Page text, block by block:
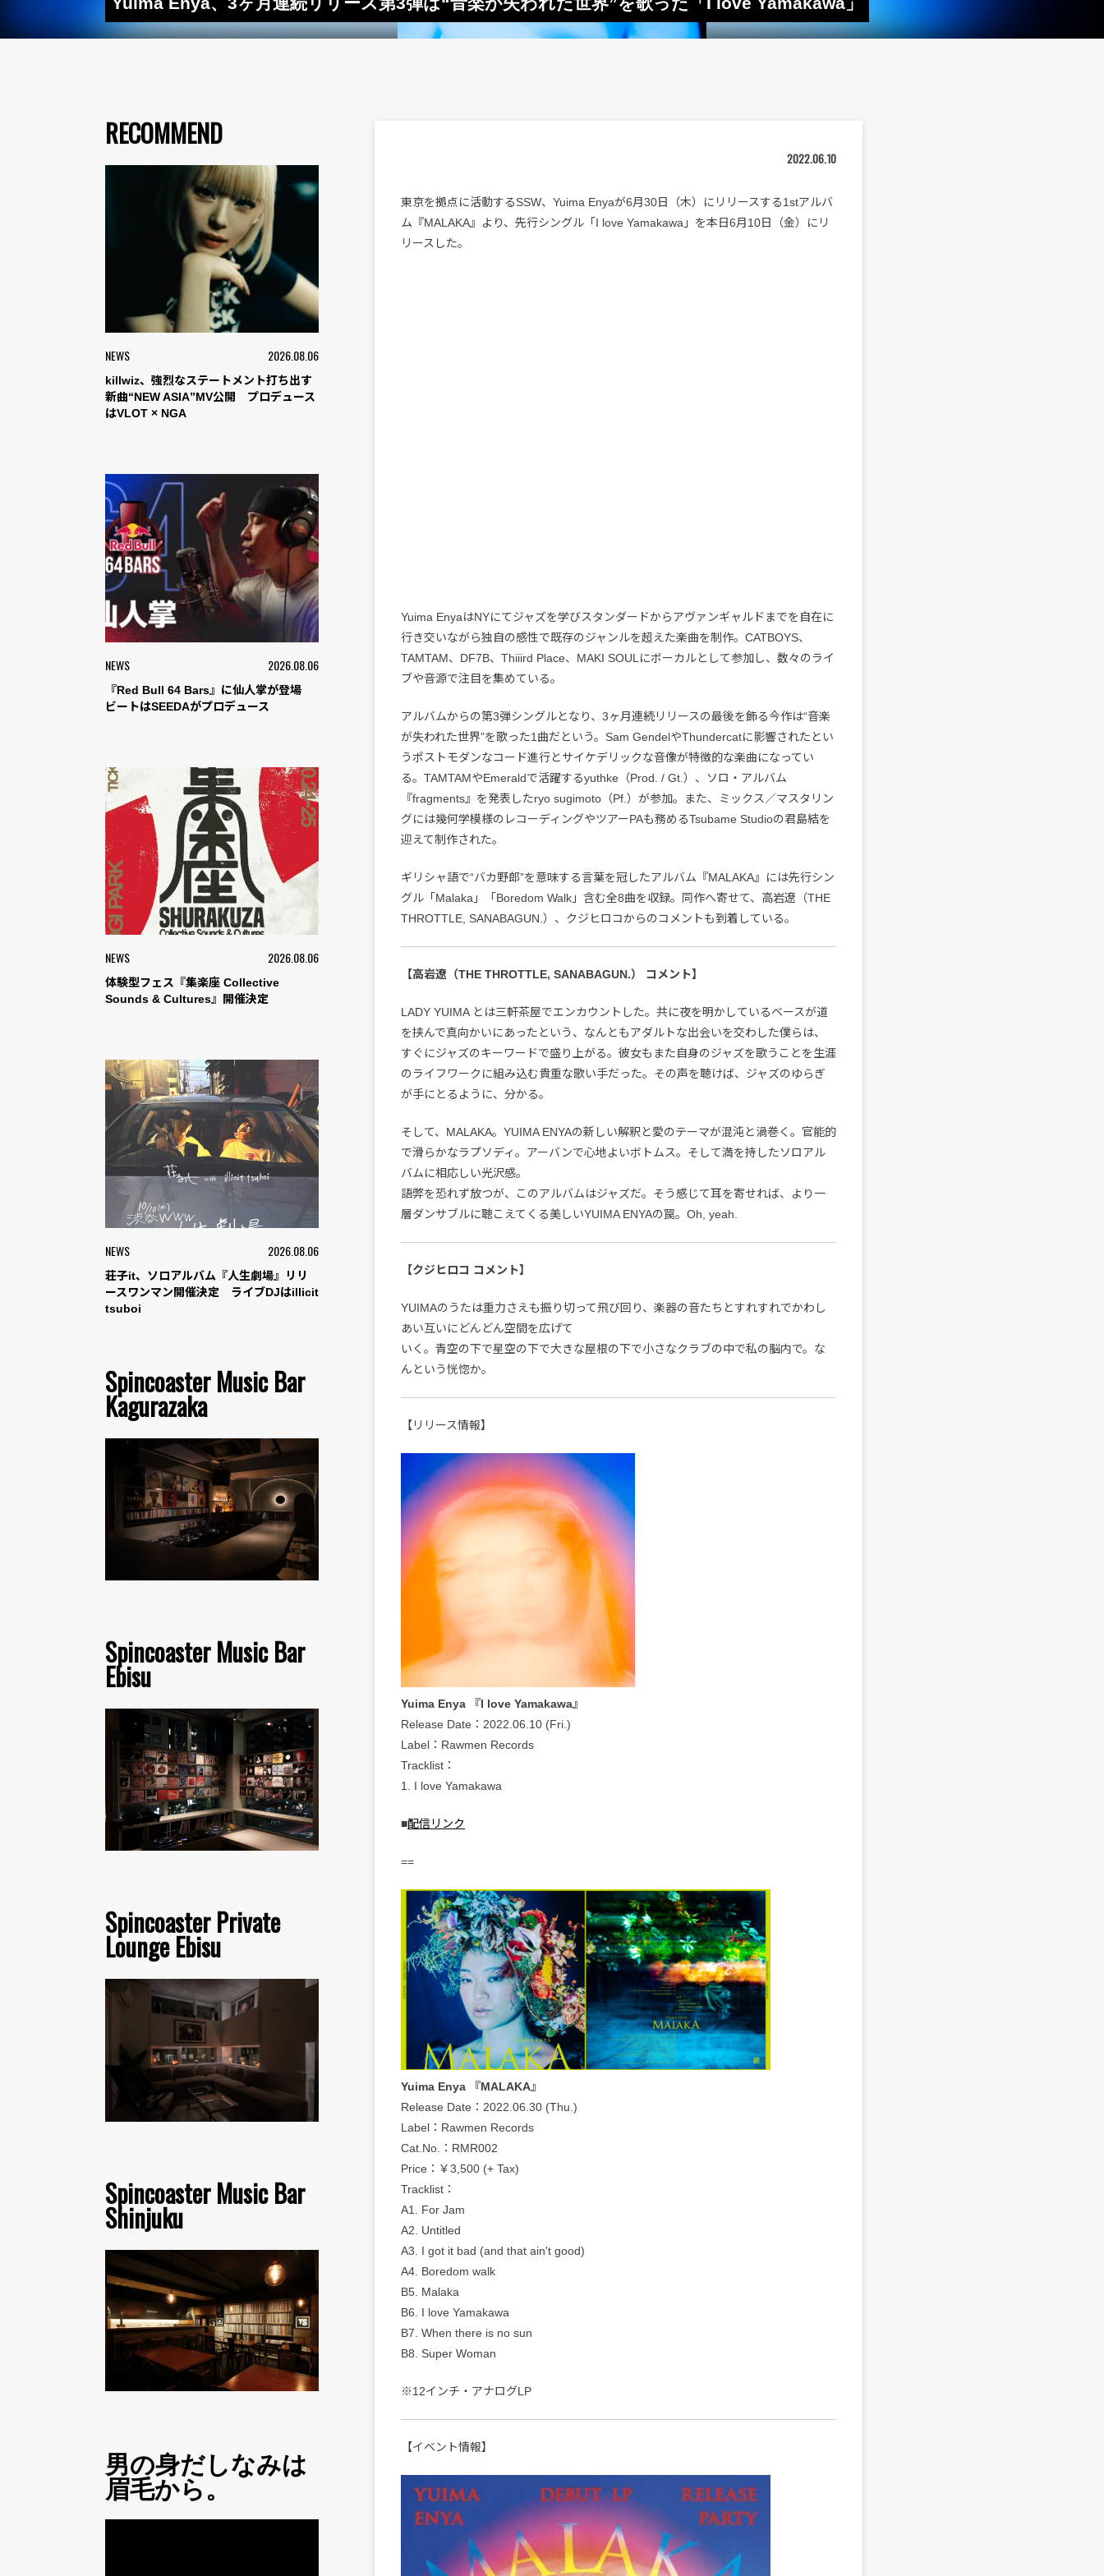
RECOMMEND
NEWS 2026.08.06
killwiz、強烈なステートメント打ち出す
新曲“NEW ASIA”MV公開 プロデュース
はVLOT × NGA
NEWS 2026.08.06
『Red Bull 64 Bars』に仙人掌が登場
ビートはSEEDAがプロデュース
NEWS 2026.08.06
体験型フェス『集楽座 Collective
Sounds & Cultures』開催決定
NEWS 2026.08.06
荘子it、ソロアルバム『人生劇場』リリ
ースワンマン開催決定 ライブDJはillicit
tsuboi
Spincoaster Music Bar
Kagurazaka
Spincoaster Music Bar
Ebisu
Spincoaster Private
Lounge Ebisu
Spincoaster Music Bar
Shinjuku
男の身だしなみは
眉毛から。
2022.06.10
東京を拠点に活動するSSW、Yuima Enyaが6月30日（木）にリリースする1stアルバ
ム『MALAKA』より、先行シングル「I love Yamakawa」を本日6月10日（金）にリ
リースした。
Yuima EnyaはNYにてジャズを学びスタンダードからアヴァンギャルドまでを自在に
行き交いながら独自の感性で既存のジャンルを超えた楽曲を制作。CATBOYS、
TAMTAM、DF7B、Thiiird Place、MAKI SOULにボーカルとして参加し、数々のライ
ブや音源で注目を集めている。
アルバムからの第3弾シングルとなり、3ヶ月連続リリースの最後を飾る今作は“音楽
が失われた世界”を歌った1曲だという。Sam GendelやThundercatに影響されたとい
うポストモダンなコード進行とサイケデリックな音像が特徴的な楽曲になってい
る。TAMTAMやEmeraldで活躍するyuthke（Prod. / Gt.）、ソロ・アルバム
『fragments』を発表したryo sugimoto（Pf.）が参加。また、ミックス／マスタリン
グには幾何学模様のレコーディングやツアーPAも務めるTsubame Studioの君島結を
迎えて制作された。
ギリシャ語で“バカ野郎”を意味する言葉を冠したアルバム『MALAKA』には先行シン
グル「Malaka」「Boredom Walk」含む全8曲を収録。同作へ寄せて、高岩遼（THE
THROTTLE, SANABAGUN.）、クジヒロコからのコメントも到着している。
【高岩遼（THE THROTTLE, SANABAGUN.） コメント】
LADY YUIMA とは三軒茶屋でエンカウントした。共に夜を明かしているベースが道
を挟んで真向かいにあったという、なんともアダルトな出会いを交わした僕らは、
すぐにジャズのキーワードで盛り上がる。彼女もまた自身のジャズを歌うことを生涯
のライフワークに組み込む貴重な歌い手だった。その声を聴けば、ジャズのゆらぎ
が手にとるように、分かる。
そして、MALAKA。YUIMA ENYAの新しい解釈と愛のテーマが混沌と渦巻く。官能的
で滑らかなラプソディ。アーバンで心地よいボトムス。そして満を持したソロアル
バムに相応しい光沢感。
語弊を恐れず放つが、このアルバムはジャズだ。そう感じて耳を寄せれば、より一
層ダンサブルに聴こえてくる美しいYUIMA ENYAの罠。Oh, yeah.
【クジヒロコ コメント】
YUIMAのうたは重力さえも振り切って飛び回り、楽器の音たちとすれすれでかわし
あい互いにどんどん空間を広げて
いく。青空の下で星空の下で大きな屋根の下で小さなクラブの中で私の脳内で。な
んという恍惚か。
【リリース情報】
Yuima Enya 『I love Yamakawa』
Release Date：2022.06.10 (Fri.)
Label：Rawmen Records
Tracklist：
1. I love Yamakawa
■配信リンク
==
Yuima Enya 『MALAKA』
Release Date：2022.06.30 (Thu.)
Label：Rawmen Records
Cat.No.：RMR002
Price：￥3,500 (+ Tax)
Tracklist：
A1. For Jam
A2. Untitled
A3. I got it bad (and that ain't good)
A4. Boredom walk
B5. Malaka
B6. I love Yamakawa
B7. When there is no sun
B8. Super Woman
※12インチ・アナログLP
【イベント情報】